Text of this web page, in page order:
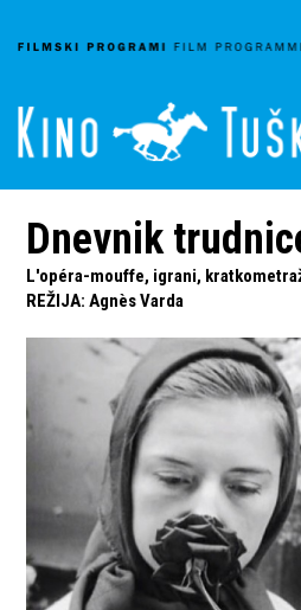
Dnevnik
L'opéra-mouffe, igrani,
REŽIJA: Agnès Varda